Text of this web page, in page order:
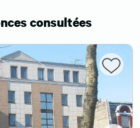
consultées